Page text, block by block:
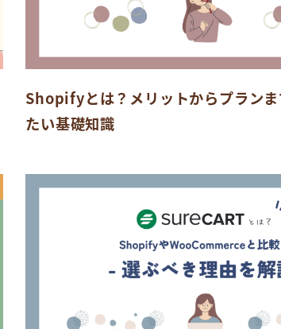
Shopifyとは？メリットからプランま
たい基礎知識